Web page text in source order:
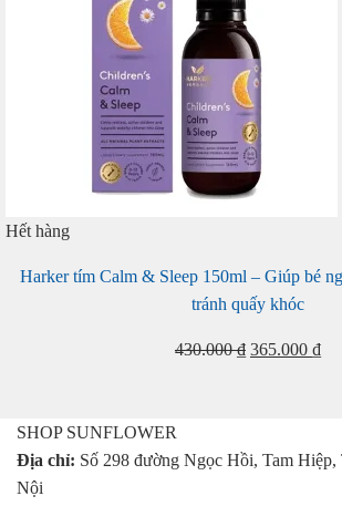
Hết hàng
Harker tím Calm & Sleep 150ml – Giúp bé
tránh quấy khóc
430.000₫ Giá
365.000 ₫Giá
SHOP SUNFLOWER
Địa chỉ: Số 298 đường Ngọc Hồi, Tam Hiệp,
Nội